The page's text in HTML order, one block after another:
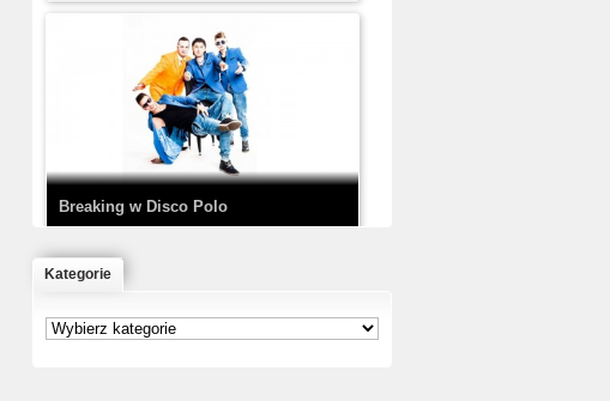
TEDE & SIR MICH - KICKDOWN /
DISCO NOIR
Prod. Chubeats, Scratch:…
Breaking w Disco Polo
Kategorie